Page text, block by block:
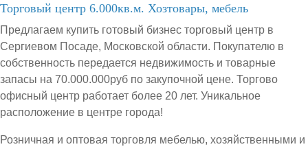
Торговый центр 6.000кв.м. Хозтовары, мебель
Предлагаем купить готовый бизнес торговый центр в
Сергиевом Посаде, Московской области. Покупателю в
собственность передается недвижимость и товарные
запасы на 70.000.000руб по закупочной цене. Торгово
офисный центр работает более 20 лет. Уникальное
расположение в центре города!
Розничная и оптовая торговля мебелью, хозяйственными и